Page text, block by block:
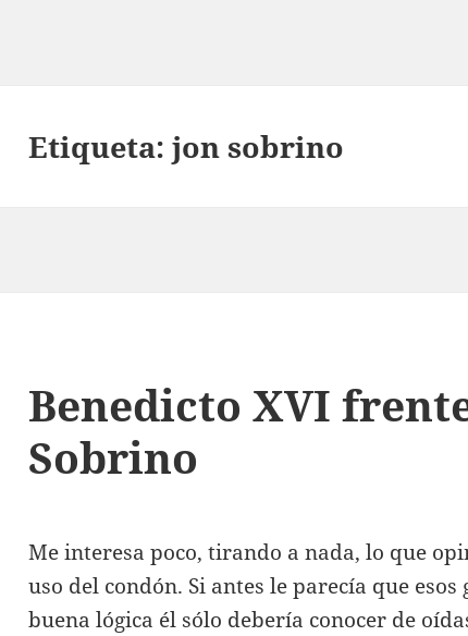
Etiqueta:jon sobrino
Benedicto XVI
Sobrino
Me interesa poco, tirando a nada, lo que
uso del condón. Si antes le parecía que
buena lógica él sólo debería conocer de